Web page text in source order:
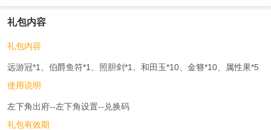
礼包内容
礼包内容
远游冠*1、伯爵鱼符*1、照胆剑*1、和田玉*10、金簪*10、属性果*5
使用说明
左下角出府--左下角设置--兑换码
礼包有效期